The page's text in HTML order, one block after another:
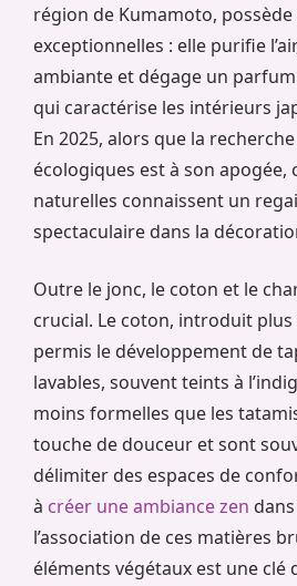
région de Kumamoto,
exceptionnelles : elle purifie
ambiante et dégage un
qui caractérise les intérieurs
En 2025, alors que la
écologiques est à son apogée,
naturelles connaissent un
spectaculaire dans la
Outre le jonc, le coton et le
crucial. Le coton, introduit
permis le développement de
lavables, souvent teints à
moins formelles que les
touche de douceur et sont
délimiter des espaces de
à créer une ambiance zen
l’association de ces matières
éléments végétaux est une clé